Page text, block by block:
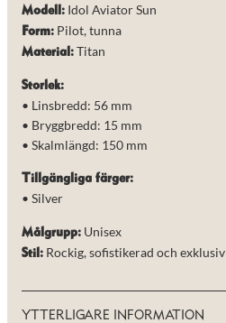
Modell: Idol Aviator Sun
Form: Pilot, tunna
Material: Titan
Storlek:
• Linsbredd: 56 mm
• Bryggbredd: 15 mm
• Skalmlängd: 150 mm
Tillgängliga färger:
• Silver
Målgrupp: Unisex
Stil: Rockig, sofistikerad och exklusiv
YTTERLIGARE INFORMATION